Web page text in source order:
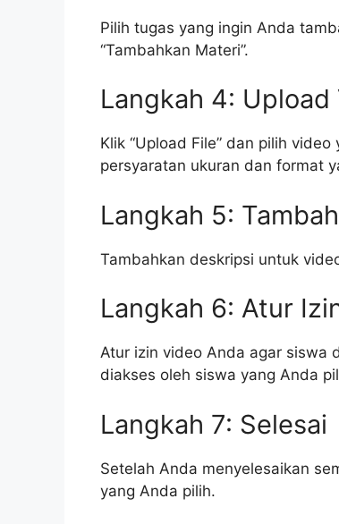
Pilih tugas yang ingin Anda
“Tambahkan Materi”.
Langkah 4: Upload
Klik “Upload File” dan pilih
persyaratan ukuran dan format
Langkah 5:
Tambahkan deskripsi untuk
Langkah 6: Atur
Atur izin video Anda agar siswa
diakses oleh siswa yang Anda
Langkah 7: Selesai
Setelah Anda menyelesaikan
yang Anda pilih.